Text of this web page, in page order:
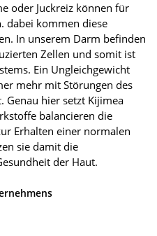
oder Juckreiz können für
dabei kommen diese
In unserem Darm befinden
Zellen und somit ist
Ein Ungleichgewicht
mehr mit Störungen des
Genau hier setzt Kijimea
balancieren die
Erhalten einer normalen
sie damit die
der Haut.